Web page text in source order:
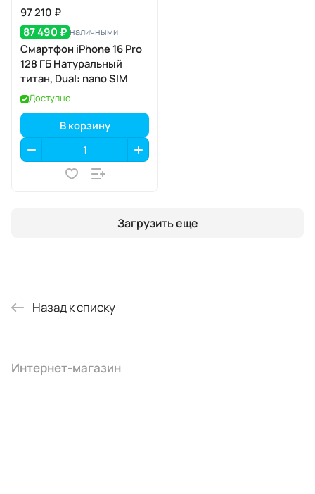
97 210 ₽
87 490 ₽ наличными
Смартфон iPhone 16 Pro
128 ГБ Натуральный
титан, Dual: nano SIM
Доступно
В корзину
Загрузить еще
Назад к списку
Интернет-магазин